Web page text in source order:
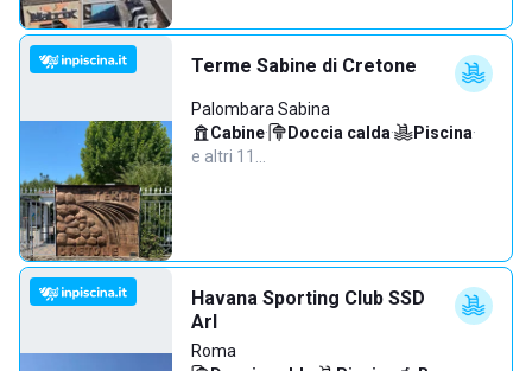
Terme Sabine di Cretone
Palombara Sabina
Cabine· Doccia calda· Piscina·
e altri 11…
Havana Sporting Club SSD
Arl
Roma